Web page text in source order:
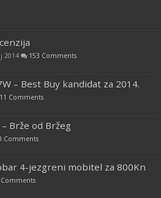
2014 153 Comments
– Best Buy kandidat za 2014.
Comments
Brže od Bržeg
Comments
4-jezgreni mobitel za 800Kn
Comments